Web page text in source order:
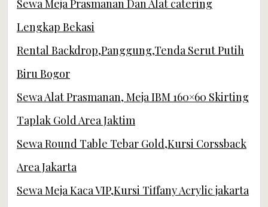
Sewa Meja Prasmanan Dan Alat catering
Lengkap Bekasi
Rental Backdrop,Panggung,Tenda Serut Putih
Biru Bogor
Sewa Alat Prasmanan, Meja IBM 160×60 Skirting
Taplak Gold Area Jaktim
Sewa Round Table Tebar Gold,Kursi Corssback
Area Jakarta
Sewa Meja Kaca VIP,Kursi Tiffany Acrylic jakarta